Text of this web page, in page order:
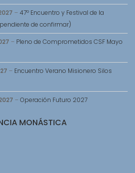
– 47º Encuentro y Festival de la
de confirmar)
– Pleno de Comprometidos CSF Mayo
– Encuentro Verano Misionero Silos
– Operación Futuro 2027
MONÁSTICA